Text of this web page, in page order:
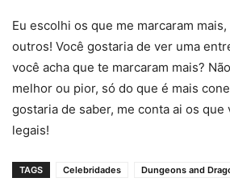
Eu escolhi os que me marcaram
outros! Você gostaria de ver uma
você acha que te marcaram mais?
melhor ou pior, só do que é mais
gostaria de saber, me conta ai os que
legais!
TAGS Celebridades Dungeons and